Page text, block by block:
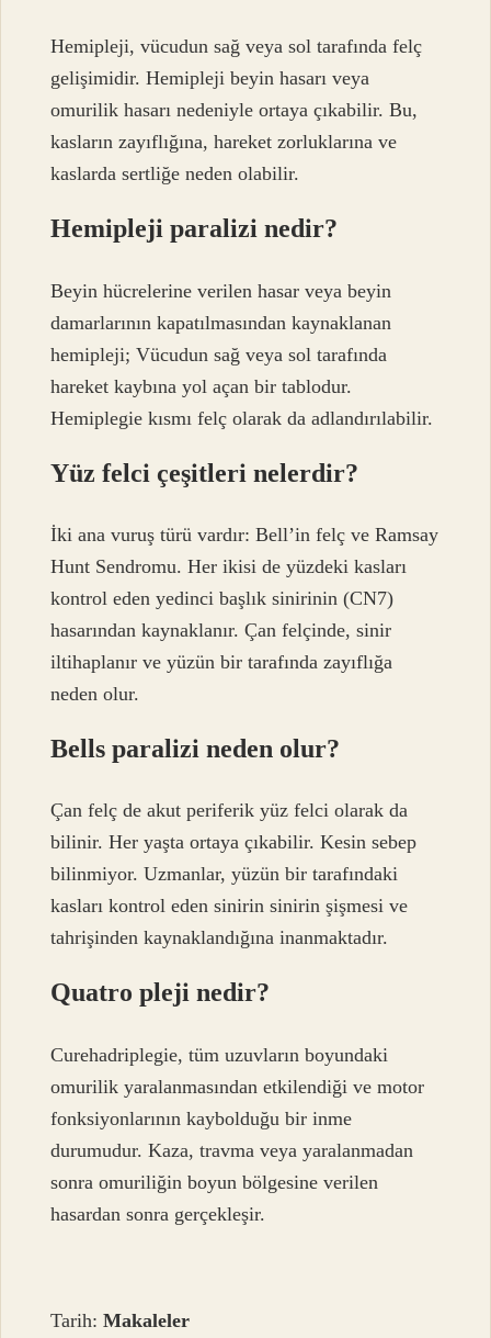
Hemipleji, vücudun sağ veya sol tarafında felç
gelişimidir. Hemipleji beyin hasarı veya
omurilik hasarı nedeniyle ortaya çıkabilir. Bu,
kasların zayıflığına, hareket zorluklarına ve
kaslarda sertliğe neden olabilir.
Hemipleji paralizi nedir?
Beyin hücrelerine verilen hasar veya beyin
damarlarının kapatılmasından kaynaklanan
hemipleji; Vücudun sağ veya sol tarafında
hareket kaybına yol açan bir tablodur.
Hemiplegie kısmı felç olarak da adlandırılabilir.
Yüz felci çeşitleri nelerdir?
İki ana vuruş türü vardır: Bell’in felç ve Ramsay
Hunt Sendromu. Her ikisi de yüzdeki kasları
kontrol eden yedinci başlık sinirinin (CN7)
hasarından kaynaklanır. Çan felçinde, sinir
iltihaplanır ve yüzün bir tarafında zayıflığa
neden olur.
Bells paralizi neden olur?
Çan felç de akut periferik yüz felci olarak da
bilinir. Her yaşta ortaya çıkabilir. Kesin sebep
bilinmiyor. Uzmanlar, yüzün bir tarafındaki
kasları kontrol eden sinirin sinirin şişmesi ve
tahrişinden kaynaklandığına inanmaktadır.
Quatro pleji nedir?
Curehadriplegie, tüm uzuvların boyundaki
omurilik yaralanmasından etkilendiği ve motor
fonksiyonlarının kaybolduğu bir inme
durumudur. Kaza, travma veya yaralanmadan
sonra omuriliğin boyun bölgesine verilen
hasardan sonra gerçekleşir.
Tarih:Makaleler